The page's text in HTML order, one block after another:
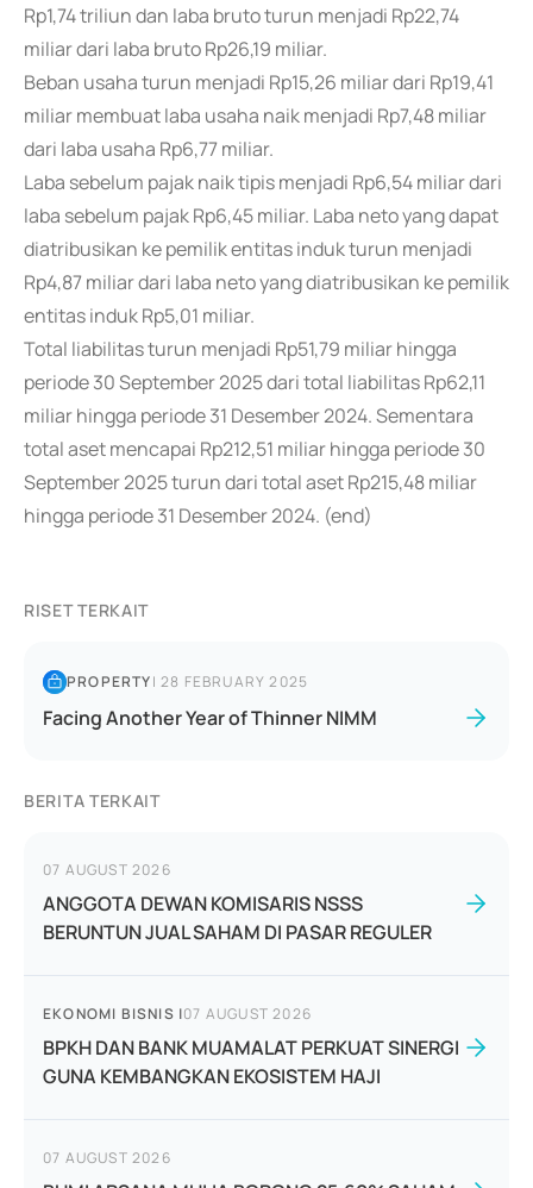
Rp1,74 triliun dan laba bruto turun menjadi Rp22,74
miliar dari laba bruto Rp26,19 miliar.
Beban usaha turun menjadi Rp15,26 miliar dari Rp19,41
miliar membuat laba usaha naik menjadi Rp7,48 miliar
dari laba usaha Rp6,77 miliar.
Laba sebelum pajak naik tipis menjadi Rp6,54 miliar dari
laba sebelum pajak Rp6,45 miliar. Laba neto yang dapat
diatribusikan ke pemilik entitas induk turun menjadi
Rp4,87 miliar dari laba neto yang diatribusikan ke pemilik
entitas induk Rp5,01 miliar.
Total liabilitas turun menjadi Rp51,79 miliar hingga
periode 30 September 2025 dari total liabilitas Rp62,11
miliar hingga periode 31 Desember 2024. Sementara
total aset mencapai Rp212,51 miliar hingga periode 30
September 2025 turun dari total aset Rp215,48 miliar
hingga periode 31 Desember 2024. (end)
RISET TERKAIT
PROPERTY|28 FEBRUARY 2025
Facing Another Year of Thinner NIMM
BERITA TERKAIT
07 AUGUST 2026
ANGGOTA DEWAN KOMISARIS NSSS
BERUNTUN JUAL SAHAM DI PASAR REGULER
EKONOMI BISNIS |07 AUGUST 2026
BPKH DAN BANK MUAMALAT PERKUAT SINERGI
GUNA KEMBANGKAN EKOSISTEM HAJI
07 AUGUST 2026